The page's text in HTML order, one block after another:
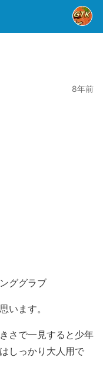
8年前
ググラブ
います。
さで一見すると少年
しっかり大人用で